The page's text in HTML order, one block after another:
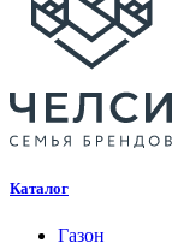
Каталог
Газон